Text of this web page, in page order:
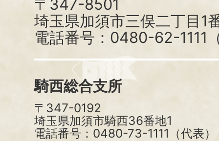
〒347-8501
埼玉県加須市三俣二丁目1
電話番号：0480-62-1111
騎西総合支所
〒347-0192
埼玉県加須市騎西36番地1
電話番号：0480-73-1111（代表）